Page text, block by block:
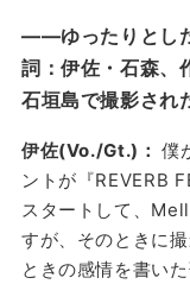
——ゆったりとし
詞：伊佐・石森、
石垣島で撮影され
伊佐(Vo./Gt.)：僕
ントが『REVERB
スタートして、
すが、そのときに
ときの感情を書い